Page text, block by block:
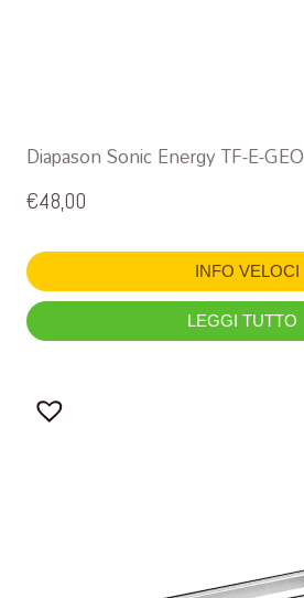
Diapason Sonic Energy TF-E-GEO
€48,00
INFO VELOCI
LEGGI TUTTO